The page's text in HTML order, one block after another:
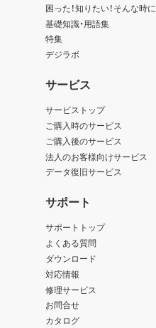
困った！知りたい！そんな時に
基礎知識・用語集
特集
デジラボ
サービス
サービストップ
ご購入時のサービス
ご購入後のサービス
法人のお客様向けサービス
データ復旧サービス
サポート
サポートトップ
よくある質問
ダウンロード
対応情報
修理サービス
お問合せ
カタログ